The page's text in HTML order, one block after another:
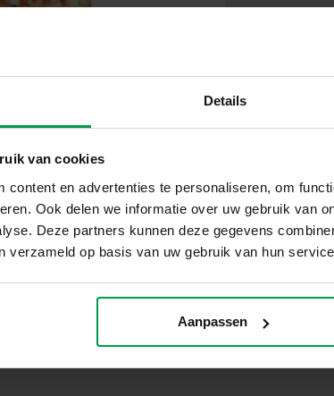
Details
van cookies
content en advertenties te personaliseren, om
Ook delen we informatie over uw gebruik van
Deze partners kunnen deze gegevens
verzameld op basis van uw gebruik van hun
Aanpassen
Bij SES
geproduceerd
Begin
Ontdek het